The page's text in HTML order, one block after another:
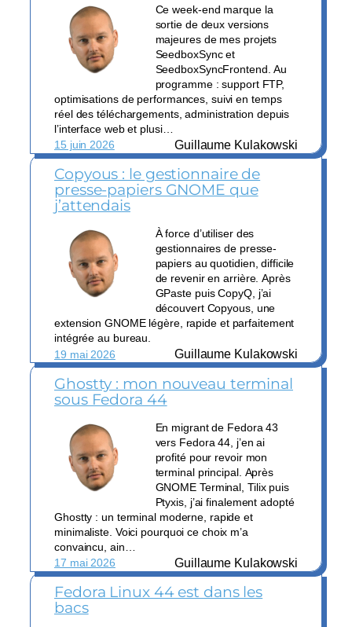
Ce week-end marque la
sortie de deux versions
majeures de mes projets
SeedboxSync et
SeedboxSyncFrontend. Au
programme : support FTP,
optimisations de performances, suivi en temps
réel des téléchargements, administration depuis
l’interface web et plusi…
15 juin 2026
Guillaume Kulakowski
Copyous : le gestionnaire de
presse-papiers GNOME que
j’attendais
À force d’utiliser des
gestionnaires de presse-
papiers au quotidien, difficile
de revenir en arrière. Après
GPaste puis CopyQ, j’ai
découvert Copyous, une
extension GNOME légère, rapide et parfaitement
intégrée au bureau.
19 mai 2026
Guillaume Kulakowski
Ghostty : mon nouveau terminal
sous Fedora 44
En migrant de Fedora 43
vers Fedora 44, j’en ai
profité pour revoir mon
terminal principal. Après
GNOME Terminal, Tilix puis
Ptyxis, j’ai finalement adopté
Ghostty : un terminal moderne, rapide et
minimaliste. Voici pourquoi ce choix m’a
convaincu, ain…
17 mai 2026
Guillaume Kulakowski
Fedora Linux 44 est dans les
bacs